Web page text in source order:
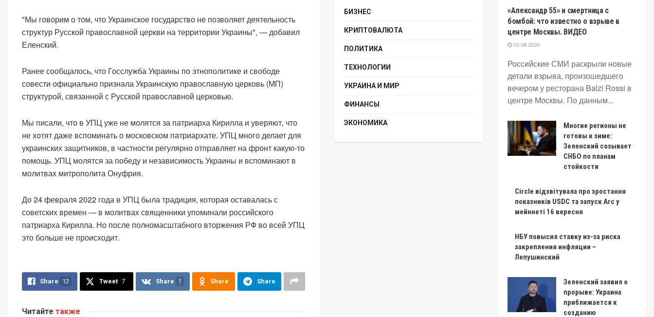
"Мы говорим о том, что Украинское государство не позволяет деятельность
структур Русской православной церкви на территории Украины", — добавил
Еленский.
Ранее сообщалось, что Госслужба Украины по этнополитике и свободе
совести официально признала Украинскую православную церковь (МП)
структурой, связанной с Русской православной церковью.
Мы писали, что в УПЦ уже не молятся за патриарха Кирилла и уверяют, что
не хотят даже вспоминать о московском патриархате. УПЦ много делает для
украинских защитников, в частности регулярно отправляет на фронт какую-то
помощь. УПЦ молятся за победу и независимость Украины и вспоминают в
молитвах митрополита Онуфрия.
До 24 февраля 2022 года в УПЦ была традиция, которая оставалась с
советских времен — в молитвах священники упоминали российского
патриарха Кирилла. Но после полномасштабного вторжения РФ во всей УПЦ
это больше не происходит.
Share 12 Tweet 7 Share 1 Share Share
Читайте также
БИЗНЕС
КРИПТОВАЛЮТА
ПОЛИТИКА
ТЕХНОЛОГИИ
УКРАИНА И МИР
ФИНАНСЫ
ЭКОНОМИКА
«Александр 55» и смертница с
бомбой: что известно о взрыве в
центре Москвы. ВИДЕО
02.08.2026
Российские СМИ раскрыли новые
детали взрыва, произошедшего
вечером у ресторана Balzi Rossi в
центре Москвы. По данным...
Многие регионы не
готовы к зиме:
Зеленский созывает
СНБО по планам
стойкости
Circle відзвітувала про зростання
показників USDC та запуск Arc у
мейннеті 16 вересня
НБУ повысил ставку из-за риска
закрепления инфляции –
Лепушинский
Зеленский заявил о
прорыве: Украина
приближается к
созданию